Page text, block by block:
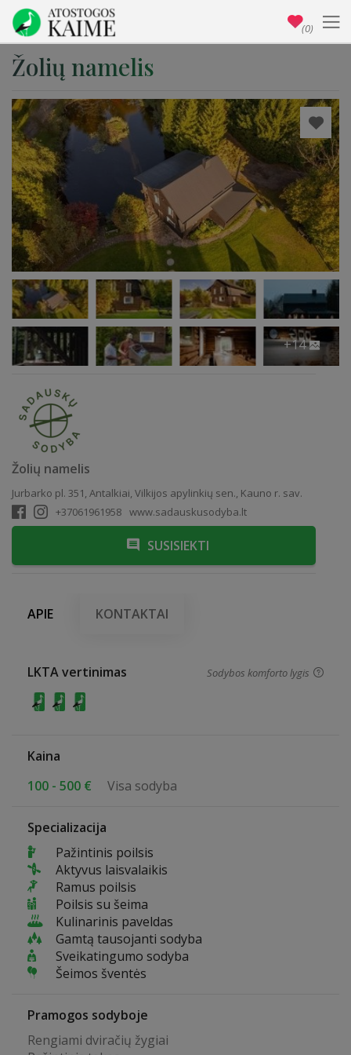
Žolių namelis
+14
Žolių namelis
Jurbarko pl. 351, Antalkiai, Vilkijos apylinkių sen., Kauno r. sav.
+37061961958 www.sadauskusodyba.lt
SUSISIEKTI
APIE KONTAKTAI
LKTA vertinimas Sodybos komforto lygis
Kaina
100 - 500 €
Visa sodyba
Specializacija
Pažintinis poilsis
Aktyvus laisvalaikis
Ramus poilsis
Poilsis su šeima
Kulinarinis paveldas
Gamtą tausojanti sodyba
Sveikatingumo sodyba
Šeimos šventės
Pramogos sodyboje
Rengiami dviračių žygiai
(0)